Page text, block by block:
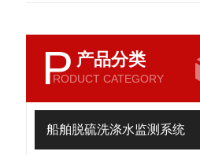
P 产品分类
RODUCT CATEGORY
船舶脱硫洗涤水监测系统